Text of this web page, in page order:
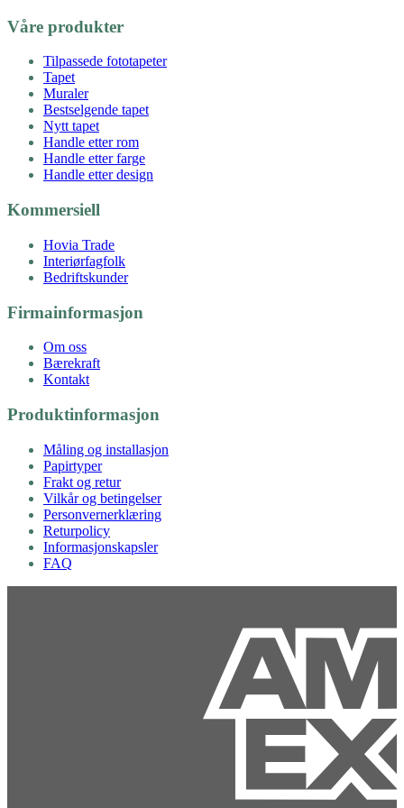
Våre produkter
Tilpassede fototapeter
Tapet
Muraler
Bestselgende tapet
Nytt tapet
Handle etter rom
Handle etter farge
Handle etter design
Kommersiell
Hovia Trade
Interiørfagfolk
Bedriftskunder
Firmainformasjon
Om oss
Bærekraft
Kontakt
Produktinformasjon
Måling og installasjon
Papirtyper
Frakt og retur
Vilkår og betingelser
Personvernerklæring
Returpolicy
Informasjonskapsler
FAQ